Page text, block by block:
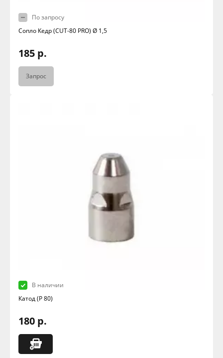
По запросу
Сопло Кедр (CUT-80 PRO) Ø 1,5
185 р.
Запрос
В наличии
Катод (Р 80)
180 р.